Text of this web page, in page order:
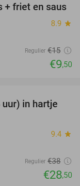
37%
+ friet en saus
8.9 star
Regulier €15
€9,50
25%
uur) in hartje
9.4 star
Regulier €38
€28,50